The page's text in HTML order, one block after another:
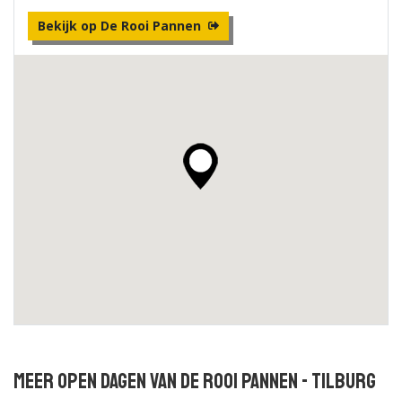
Bekijk op De Rooi Pannen
Meer open dagen van De Rooi Pannen - Tilburg